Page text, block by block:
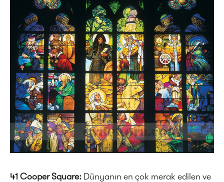
41 Cooper Square: Dünyanın en çok merak edilen ve